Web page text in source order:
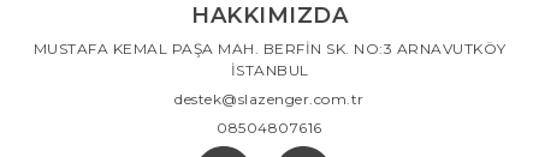
HAKKIMIZDA
MUSTAFA KEMAL PAŞA MAH. BERFİN SK. NO:3 ARNAVUTKÖY
İSTANBUL
destek@slazenger.com.tr
08504807616